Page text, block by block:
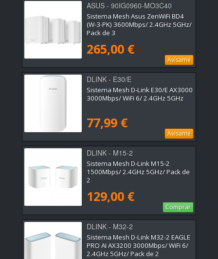
ASUS - 90IG0960-MO3C40
Sistema Mesh Asus ZenWiFi BD4
(W-3-PK) 3600Mbps/ 2.4GHz 5GHz/
Pack de 3
265,00 €
Avísame
DLINK - E30/E
Sistema Mesh D-Link E30/E AX3000
3000Mbps/ WiFi 6/ 2.4GHz 5GHz
77,99 €
Avísame
DLINK - M15-2
Sistema Mesh D-Link M15-2
1500Mbps/ 2.4GHz 5GHz/ Pack de
2
129,00 €
Comprar
DLINK - M32-2
Sistema Mesh D-Link M32-2 EAGLE
PRO AI AX3200 3000Mbps/ WiFi 6/
2.4GHz 5GHz/ Pack de 2